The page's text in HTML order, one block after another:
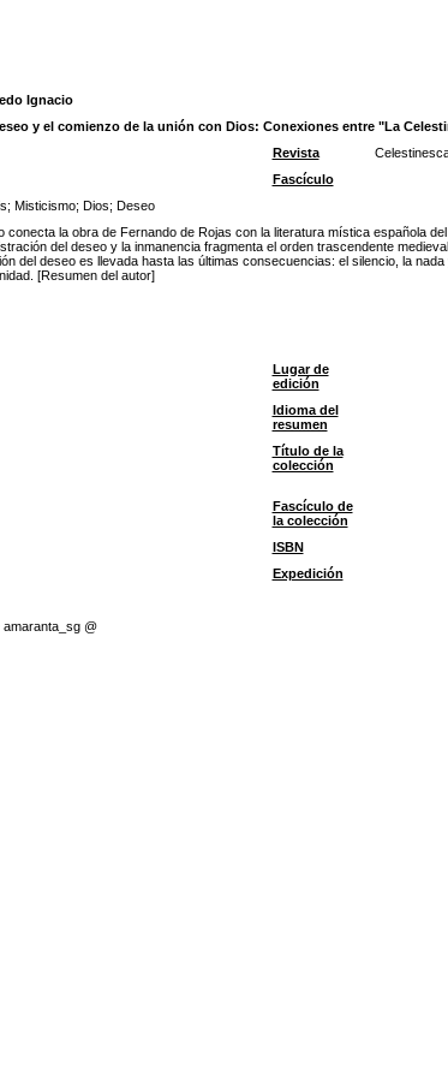
Ignacio
y el comienzo de la unión con Dios: Conexiones entre "La
Revista
Fascículo
; Misticismo; Dios; Deseo
conecta la obra de Fernando de Rojas con la literatura mística española
del deseo y la inmanencia fragmenta el orden trascendente
del deseo es llevada hasta las últimas consecuencias: el silencio, la
[Resumen del autor]
Lugar de
edición
Idioma del
resumen
Título de la
colección
Fascículo de
la colección
ISBN
Expedición
@